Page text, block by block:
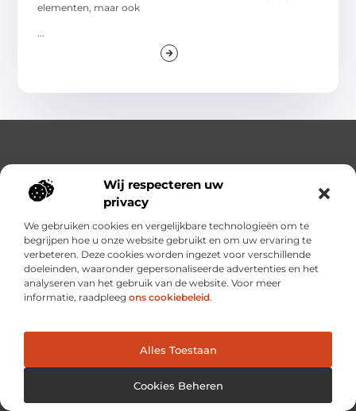
Wij respecteren uw
privacy
We gebruiken cookies en vergelijkbare technologieën om te
begrijpen hoe u onze website gebruikt en om uw ervaring te
verbeteren. Deze cookies worden ingezet voor verschillende
doeleinden, waaronder gepersonaliseerde advertenties en het
analyseren van het gebruik van de website. Voor meer
informatie, raadpleeg ons cookiebeleid.
Alles Toestaan
Cookies Beheren
elementen, maar ook
Ontdek, Leer en Vind Alles op Één Plek.
Van Inspirerende Verhalen tot Handige Inzichten, Altijd
Binnen Handbereik.
Bericht categorie